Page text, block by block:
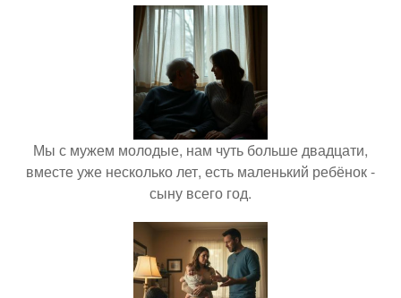
Мы с мужем молодые, нам чуть больше двадцати,
вместе уже несколько лет, есть маленький ребёнок -
сыну всего год.